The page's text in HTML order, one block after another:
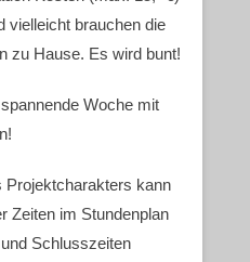
vielleicht brauchen die
zu Hause. Es wird bunt!
Woche mit
Projektcharakters kann
Zeiten im Stundenplan
Schlusszeiten